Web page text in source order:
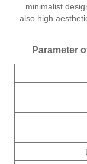
minimalist
also high
Parameter